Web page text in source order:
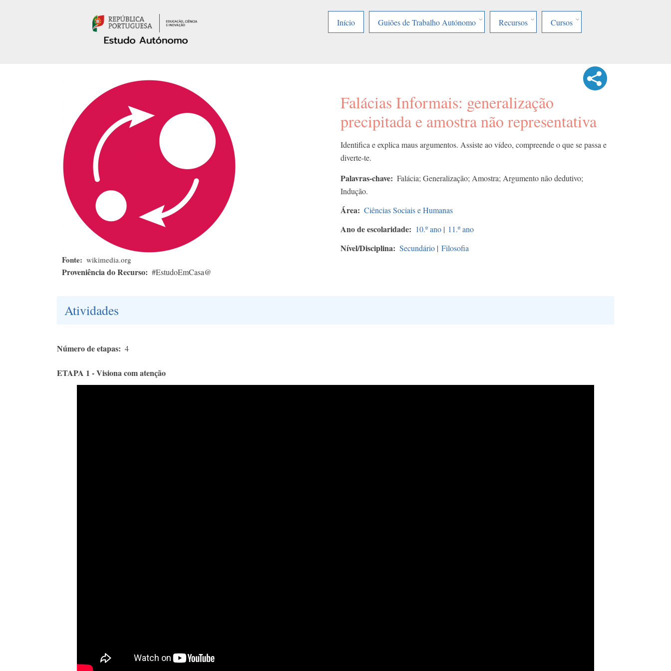
Início
Guiões de Trabalho Autónomo Recursos Cursos
Fonte wikimedia.org
Proveniência do Recurso #EstudoEmCasa@
Falácias Informais: generalização
precipitada e amostra não representativa
Identifica e explica maus argumentos. Assiste ao vídeo, compreende o que se passa e
diverte-te.
Palavras-chave
Falácia; Generalização; Amostra; Argumento não dedutivo;
Indução.
Área Ciências Sociais e Humanas
Ano de escolaridade 10.º ano | 11.º ano
Nível/Disciplina Secundário | Filosofia
Atividades
Número de etapas 4
ETAPA 1 - Visiona com atenção